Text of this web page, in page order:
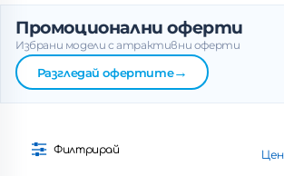
Промоционални оферти
Избрани модели с атрактивни оферти
Разгледай офертите→
Филтрирай